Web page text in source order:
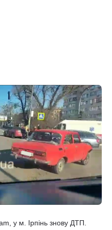
у м. Ірпінь знову ДТП.